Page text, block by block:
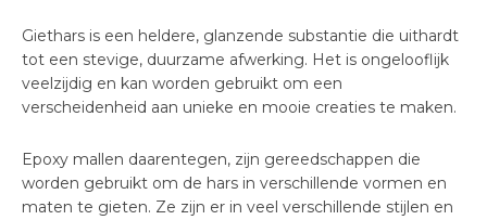
Giethars is een heldere, glanzende substantie die uithardt
tot een stevige, duurzame afwerking. Het is ongelooflijk
veelzijdig en kan worden gebruikt om een
verscheidenheid aan unieke en mooie creaties te maken.
Epoxy mallen daarentegen, zijn gereedschappen die
worden gebruikt om de hars in verschillende vormen en
maten te gieten. Ze zijn er in veel verschillende stijlen en